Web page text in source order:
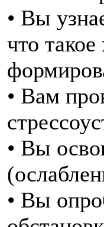
• Вы
что
• Вам
• Вы
• Вы